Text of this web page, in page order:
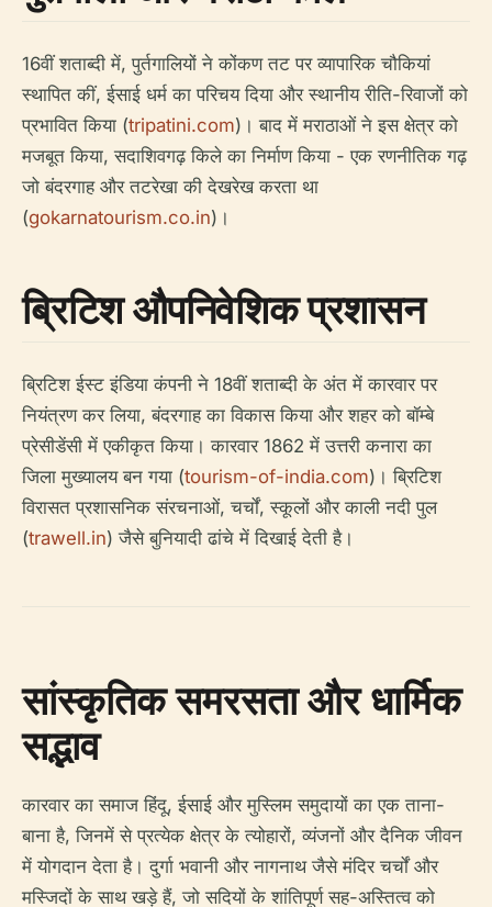
16वीं शताब्दी में, पुर्तगालियों ने कोंकण तट पर व्यापारिक चौकियां
स्थापित कीं, ईसाई धर्म का परिचय दिया और स्थानीय रीति-रिवाजों को
प्रभावित किया (tripatini.com)। बाद में मराठाओं ने इस क्षेत्र को
मजबूत किया, सदाशिवगढ़ किले का निर्माण किया - एक रणनीतिक गढ़
जो बंदरगाह और तटरेखा की देखरेख करता था
(gokarnatourism.co.in)।
ब्रिटिश औपनिवेशिक प्रशासन
ब्रिटिश ईस्ट इंडिया कंपनी ने 18वीं शताब्दी के अंत में कारवार पर
नियंत्रण कर लिया, बंदरगाह का विकास किया और शहर को बॉम्बे
प्रेसीडेंसी में एकीकृत किया। कारवार 1862 में उत्तरी कनारा का
जिला मुख्यालय बन गया (tourism-of-india.com)। ब्रिटिश
विरासत प्रशासनिक संरचनाओं, चर्चों, स्कूलों और काली नदी पुल
(trawell.in) जैसे बुनियादी ढांचे में दिखाई देती है।
सांस्कृतिक समरसता और धार्मिक
सद्भाव
कारवार का समाज हिंदू, ईसाई और मुस्लिम समुदायों का एक ताना-
बाना है, जिनमें से प्रत्येक क्षेत्र के त्योहारों, व्यंजनों और दैनिक जीवन
में योगदान देता है। दुर्गा भवानी और नागनाथ जैसे मंदिर चर्चों और
मस्जिदों के साथ खड़े हैं, जो सदियों के शांतिपूर्ण सह-अस्तित्व को